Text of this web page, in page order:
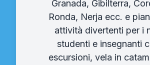
Granada, Gibilterra,
Ronda, Nerja ecc. e
attività divertenti per i
studenti e insegnanti
escursioni, vela in